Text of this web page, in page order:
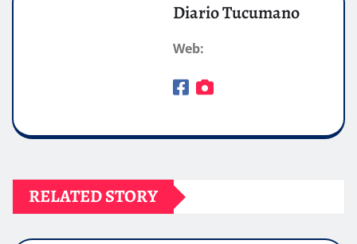
Diario Tucumano
Web:
RELATED STORY